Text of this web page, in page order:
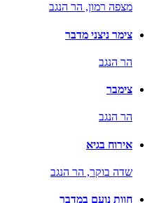
מצפה רמון, הר הנגב
צימר ניצני מדבר
הר הנגב
צימבר
הר הנגב
אירוח בגיא
שדה בוקר, הר הנגב
חוות נועם במדבר